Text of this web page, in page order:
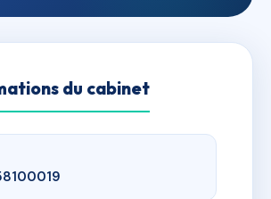
du cabinet